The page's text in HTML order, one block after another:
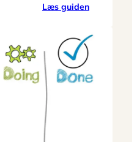
Læs guiden:
waste
sådan
bruger